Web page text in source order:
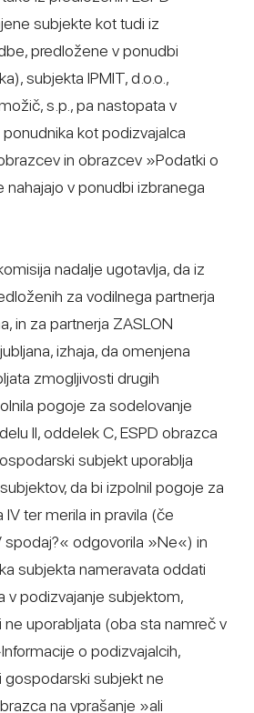
subjekte kot tudi iz
predložene v ponudbi
subjekta IPMIT, d.o.o.,
s.p., pa nastopata v
kot podizvajalca
in obrazcev »Podatki o
nahajajo v ponudbi izbranega
nadalje ugotavlja, da iz
za vodilnega partnerja
in za partnerja ZASLON
izhaja, da omenjena
zmogljivosti drugih
pogoje za sodelovanje
II, oddelek C, ESPD obrazca
subjekt uporablja
da bi izpolnil pogoje za
ter merila in pravila (če
spodaj?« odgovorila »Ne«) in
subjekta nameravata oddati
v podizvajanje subjektom,
uporabljata (oba sta namreč v
o podizvajalcih,
gospodarski subjekt ne
na vprašanje »ali